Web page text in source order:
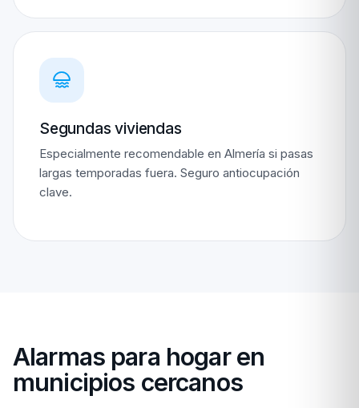
Segundas viviendas
Especialmente recomendable en Almería si pasas
largas temporadas fuera. Seguro antiocupación
clave.
Alarmas para hogar en
municipios cercanos